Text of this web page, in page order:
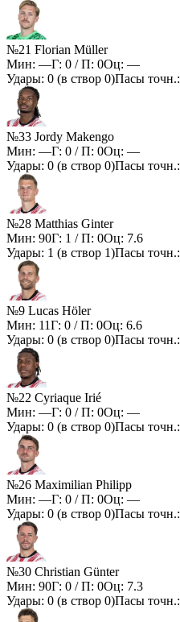
№21 Florian Müller
Мин: —Г: 0 / П: 0Оц: —
Удары: 0 (в створ 0)Пасы точн.:
№33 Jordy Makengo
Мин: —Г: 0 / П: 0Оц: —
Удары: 0 (в створ 0)Пасы точн.:
№28 Matthias Ginter
Мин: 90Г: 1 / П: 0Оц: 7.6
Удары: 1 (в створ 1)Пасы точн.:
№9 Lucas Höler
Мин: 11Г: 0 / П: 0Оц: 6.6
Удары: 0 (в створ 0)Пасы точн.:
№22 Cyriaque Irié
Мин: —Г: 0 / П: 0Оц: —
Удары: 0 (в створ 0)Пасы точн.:
№26 Maximilian Philipp
Мин: —Г: 0 / П: 0Оц: —
Удары: 0 (в створ 0)Пасы точн.:
№30 Christian Günter
Мин: 90Г: 0 / П: 0Оц: 7.3
Удары: 0 (в створ 0)Пасы точн.: